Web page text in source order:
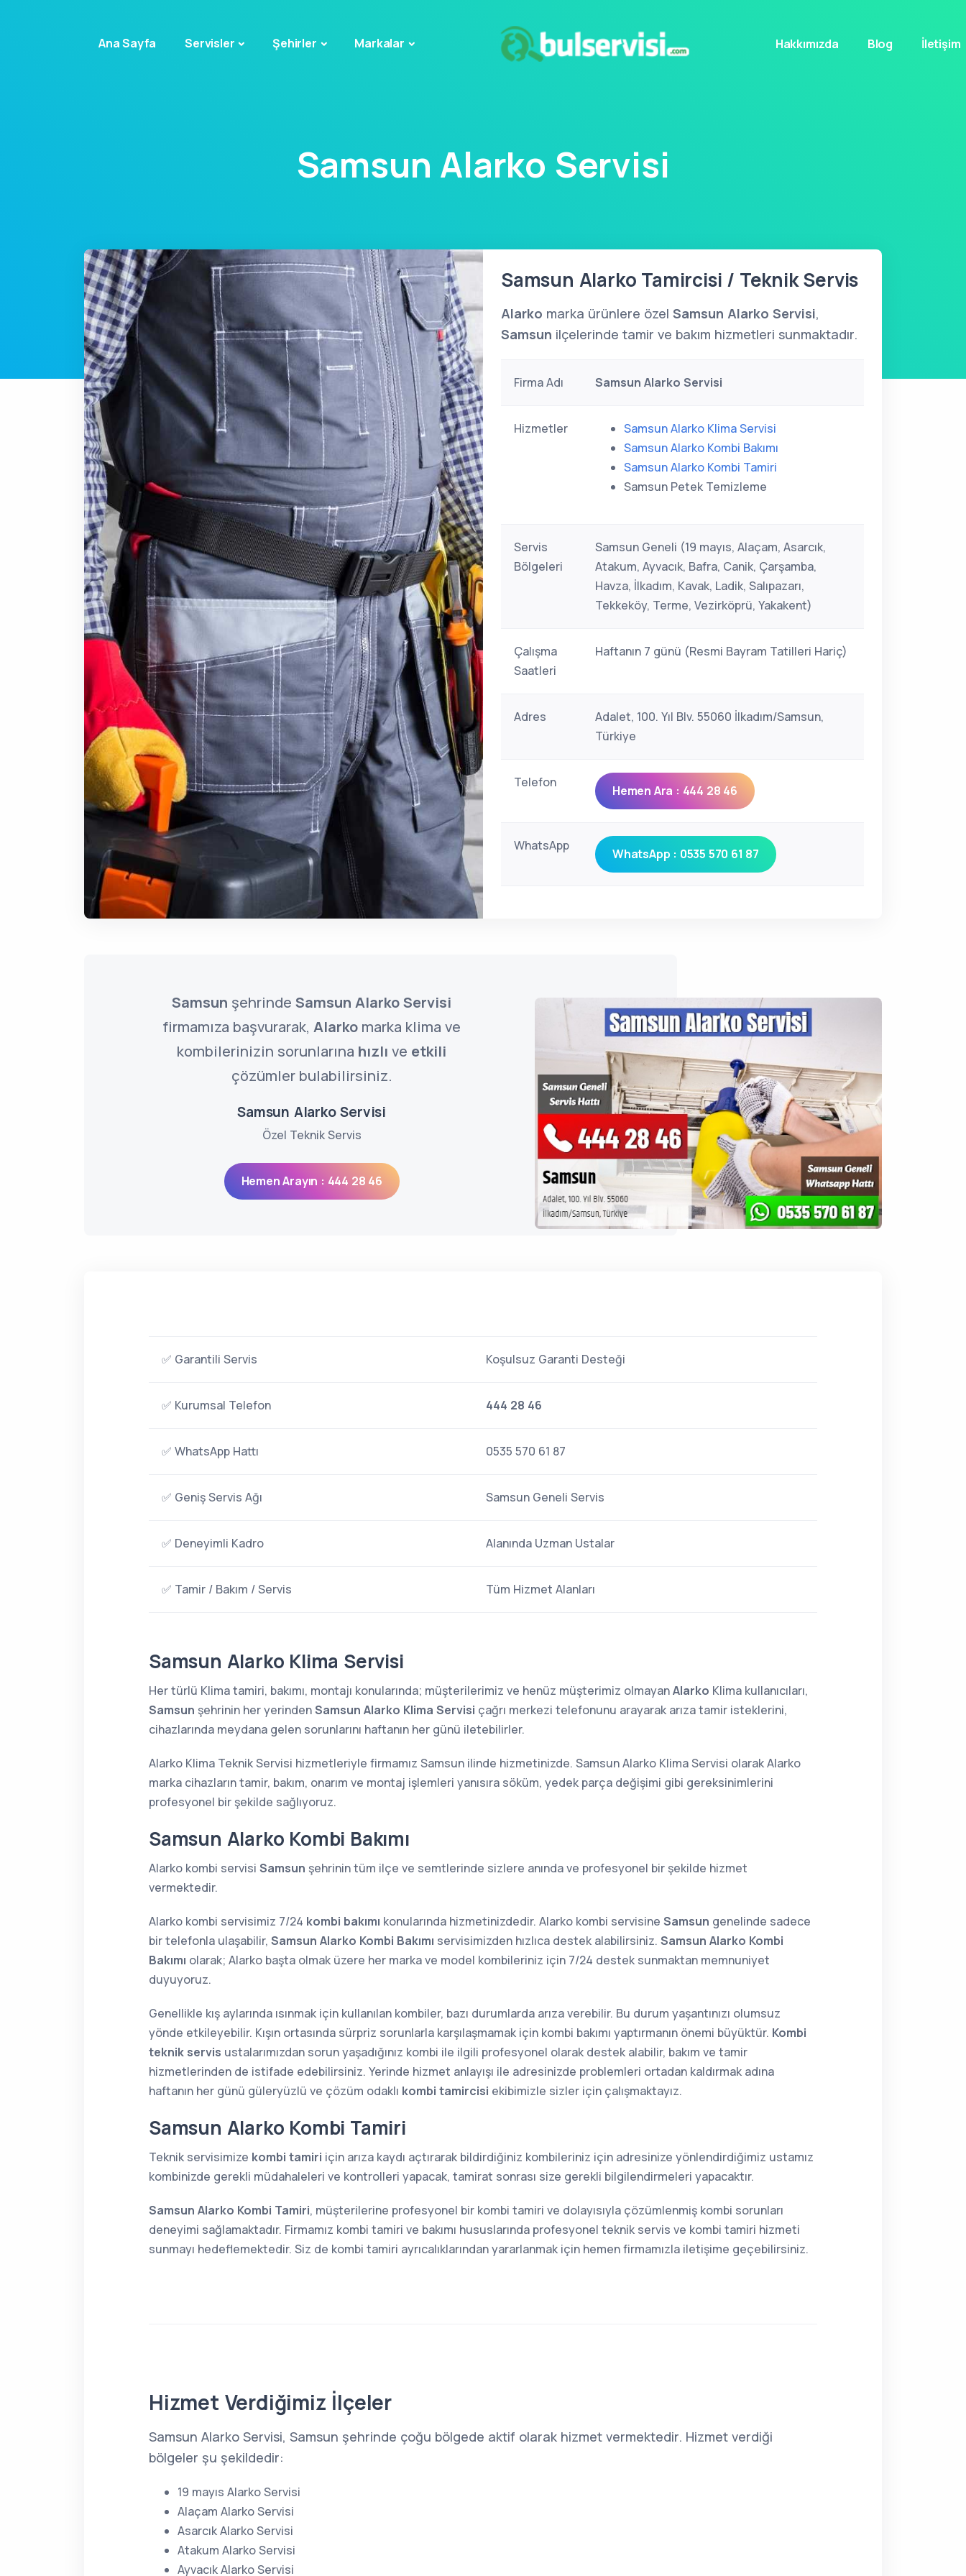
Ana Sayfa Servisler Şehirler Markalar Hakkımızda Blog İletişim
Samsun Alarko Servisi
Samsun Alarko Tamircisi / Teknik Servis
Alarko marka ürünlere özel Samsun Alarko Servisi,
Samsun ilçelerinde tamir ve bakım hizmetleri sunmaktadır.
Firma Adı Samsun Alarko Servisi
Hizmetler
Samsun Alarko Klima Servisi
Samsun Alarko Kombi Bakımı
Samsun Alarko Kombi Tamiri
Samsun Petek Temizleme
Servis
Bölgeleri
Samsun Geneli (19 mayıs, Alaçam, Asarcık,
Atakum, Ayvacık, Bafra, Canik, Çarşamba,
Havza, İlkadım, Kavak, Ladik, Salıpazarı,
Tekkeköy, Terme, Vezirköprü, Yakakent)
Çalışma
Saatleri
Haftanın 7 günü (Resmi Bayram Tatilleri Hariç)
Adres
Adalet, 100. Yıl Blv. 55060 İlkadım/Samsun,
Türkiye
Telefon
Hemen Ara : 444 28 46
WhatsApp
WhatsApp : 0535 570 61 87
Samsun şehrindeSamsun Alarko Servisi
firmamıza başvurarak, Alarkomarka klima ve
kombilerinizin sorunlarına hızlı ve etkili
çözümler bulabilirsiniz.
Samsun Alarko Servisi
Özel Teknik Servis
Hemen Arayın : 444 28 46
✅ Garantili Servis Koşulsuz Garanti Desteği
✅ Kurumsal Telefon 444 28 46
✅ WhatsApp Hattı 0535 570 61 87
✅ Geniş Servis Ağı Samsun Geneli Servis
✅ Deneyimli Kadro Alanında Uzman Ustalar
✅ Tamir / Bakım / Servis Tüm Hizmet Alanları
Samsun Alarko Klima Servisi
Her türlü Klima tamiri, bakımı, montajı konularında; müşterilerimiz ve henüz müşterimiz olmayanAlarko Klima kullanıcıları,
Samsun şehrinin her yerindenSamsun Alarko Klima Servisi çağrı merkezi telefonunu arayarak arıza tamir isteklerini,
cihazlarında meydana gelen sorunlarını haftanın her günü iletebilirler.
Alarko Klima Teknik Servisi hizmetleriyle firmamız Samsun ilinde hizmetinizde. Samsun Alarko Klima Servisi olarak Alarko
marka cihazların tamir, bakım, onarım ve montaj işlemleri yanısıra söküm, yedek parça değişimi gibi gereksinimlerini
profesyonel bir şekilde sağlıyoruz.
Samsun Alarko Kombi Bakımı
Alarko kombi servisi Samsun şehrinin tüm ilçe ve semtlerinde sizlere anında ve profesyonel bir şekilde hizmet
vermektedir.
Alarko kombi servisimiz 7/24 kombi bakımı konularında hizmetinizdedir. Alarko kombi servisine Samsun genelinde sadece
bir telefonla ulaşabilir, Samsun Alarko Kombi Bakımı servisimizden hızlıca destek alabilirsiniz. Samsun Alarko Kombi
Bakımı olarak; Alarko başta olmak üzere her marka ve model kombileriniz için 7/24 destek sunmaktan memnuniyet
duyuyoruz.
Genellikle kış aylarında ısınmak için kullanılan kombiler, bazı durumlarda arıza verebilir. Bu durum yaşantınızı olumsuz
yönde etkileyebilir. Kışın ortasında sürpriz sorunlarla karşılaşmamak için kombi bakımı yaptırmanın önemi büyüktür. Kombi
teknik servis ustalarımızdan sorun yaşadığınız kombi ile ilgili profesyonel olarak destek alabilir, bakım ve tamir
hizmetlerinden de istifade edebilirsiniz. Yerinde hizmet anlayışı ile adresinizde problemleri ortadan kaldırmak adına
haftanın her günü güleryüzlü ve çözüm odaklı kombi tamircisi ekibimizle sizler için çalışmaktayız.
Samsun Alarko Kombi Tamiri
Teknik servisimize kombi tamiri için arıza kaydı açtırarak bildirdiğiniz kombileriniz için adresinize yönlendirdiğimiz ustamız
kombinizde gerekli müdahaleleri ve kontrolleri yapacak, tamirat sonrası size gerekli bilgilendirmeleri yapacaktır.
Samsun Alarko Kombi Tamiri, müşterilerine profesyonel bir kombi tamiri ve dolayısıyla çözümlenmiş kombi sorunları
deneyimi sağlamaktadır. Firmamız kombi tamiri ve bakımı hususlarında profesyonel teknik servis ve kombi tamiri hizmeti
sunmayı hedeflemektedir. Siz de kombi tamiri ayrıcalıklarından yararlanmak için hemen firmamızla iletişime geçebilirsiniz.
Hizmet Verdiğimiz İlçeler
Samsun Alarko Servisi, Samsun şehrinde çoğu bölgede aktif olarak hizmet vermektedir. Hizmet verdiği
bölgeler şu şekildedir:
19 mayıs Alarko Servisi
Alaçam Alarko Servisi
Asarcık Alarko Servisi
Atakum Alarko Servisi
Ayvacık Alarko Servisi